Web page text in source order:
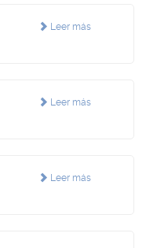
Leer más
Leer más
Leer más